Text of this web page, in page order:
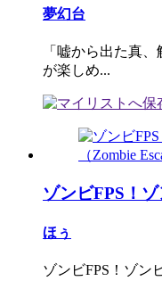
夢幻台
「嘘から出た真
が楽しめ...
ゾンビFPS！
ほぅ
ゾンビFPS！ゾン